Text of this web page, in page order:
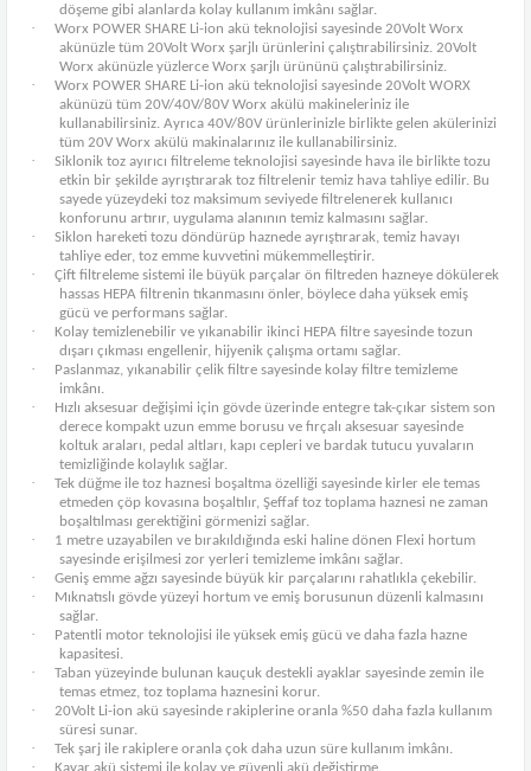
döşeme gibi alanlarda kolay kullanım imkânı sağlar.
·
Worx POWER SHARE Li-ion akü teknolojisi sayesinde 20Volt Worx
akünüzle tüm 20Volt Worx şarjlı ürünlerini çalıştırabilirsiniz. 20Volt
Worx akünüzle yüzlerce Worx şarjlı ürününü çalıştırabilirsiniz.
·
Worx POWER SHARE Li-ion akü teknolojisi sayesinde 20Volt WORX
akünüzü tüm 20V/40V/80V Worx akülü makineleriniz ile
kullanabilirsiniz. Ayrıca 40V/80V ürünlerinizle birlikte gelen akülerinizi
tüm 20V Worx akülü makinalarınız ile kullanabilirsiniz.
·
Siklonik toz ayırıcı filtreleme teknolojisi sayesinde hava ile birlikte tozu
etkin bir şekilde ayrıştırarak toz filtrelenir temiz hava tahliye edilir. Bu
sayede yüzeydeki toz maksimum seviyede filtrelenerek kullanıcı
konforunu artırır, uygulama alanının temiz kalmasını sağlar.
·
Siklon hareketi tozu döndürüp haznede ayrıştırarak, temiz havayı
tahliye eder, toz emme kuvvetini mükemmelleştirir.
·
Çift filtreleme sistemi ile büyük parçalar ön filtreden hazneye dökülerek
hassas HEPA filtrenin tıkanmasını önler, böylece daha yüksek emiş
gücü ve performans sağlar.
·
Kolay temizlenebilir ve yıkanabilir ikinci HEPA filtre sayesinde tozun
dışarı çıkması engellenir, hijyenik çalışma ortamı sağlar.
·
Paslanmaz, yıkanabilir çelik filtre sayesinde kolay filtre temizleme
imkânı.
·
Hızlı aksesuar değişimi için gövde üzerinde entegre tak-çıkar sistem son
derece kompakt uzun emme borusu ve fırçalı aksesuar sayesinde
koltuk araları, pedal altları, kapı cepleri ve bardak tutucu yuvaların
temizliğinde kolaylık sağlar.
·
Tek düğme ile toz haznesi boşaltma özelliği sayesinde kirler ele temas
etmeden çöp kovasına boşaltılır, Şeffaf toz toplama haznesi ne zaman
boşaltılması gerektiğini görmenizi sağlar.
·
1 metre uzayabilen ve bırakıldığında eski haline dönen Flexi hortum
sayesinde erişilmesi zor yerleri temizleme imkânı sağlar.
· Geniş emme ağzı sayesinde büyük kir parçalarını rahatlıkla çekebilir.
·
Mıknatıslı gövde yüzeyi hortum ve emiş borusunun düzenli kalmasını
sağlar.
·
Patentli motor teknolojisi ile yüksek emiş gücü ve daha fazla hazne
kapasitesi.
·
Taban yüzeyinde bulunan kauçuk destekli ayaklar sayesinde zemin ile
temas etmez, toz toplama haznesini korur.
·
20Volt Li-ion akü sayesinde rakiplerine oranla %50 daha fazla kullanım
süresi sunar.
· Tek şarj ile rakiplere oranla çok daha uzun süre kullanım imkânı.
·